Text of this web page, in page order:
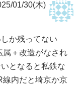
01/30(木)
か残ってない
属＋改造がなされ
となると私鉄な
線内だと埼京か京